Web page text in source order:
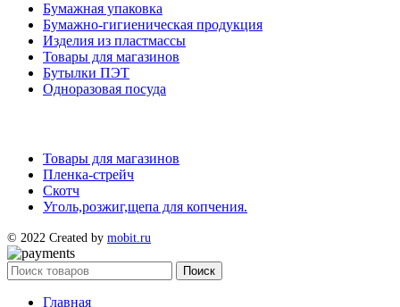
Бумажная упаковка
Бумажно-гигиеническая продукция
Изделия из пластмассы
Товары для магазинов
Бутылки ПЭТ
Одноразовая посуда
Товары для магазинов
Пленка-стрейч
Скотч
Уголь,розжиг,щепа для копчения.
© 2022 Created by mobit.ru
Поиск
Главная